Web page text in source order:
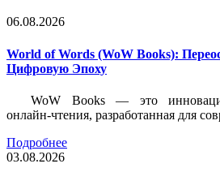
06.08.2026
World of Words (WoW Books):
Цифровую Эпоху
WoW Books — это
онлайн-чтения, разработанная для
Подробнее
03.08.2026